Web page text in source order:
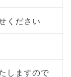
ください
しますので